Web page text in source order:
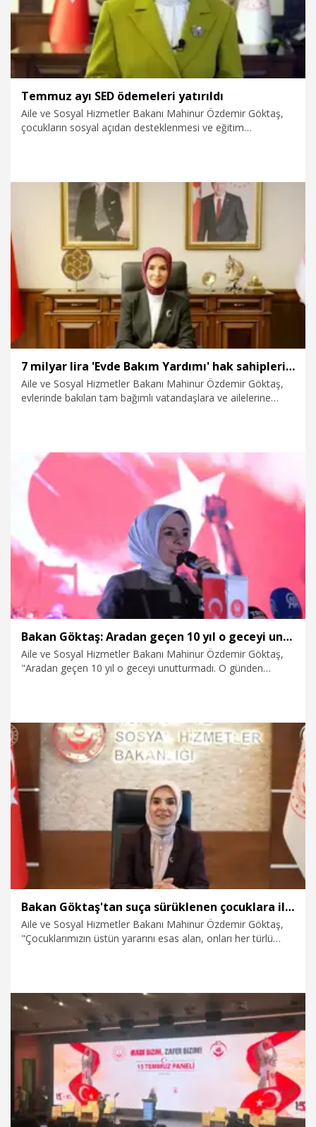
Temmuz ayı SED ödemeleri yatırıldı
Aile ve Sosyal Hizmetler Bakanı Mahinur Özdemir Göktaş,
çocukların sosyal açıdan desteklenmesi ve eğitim
Gündem
7 milyar lira 'Evde Bakım Yardımı' hak sahiplerine aktarıldı
Aile ve Sosyal Hizmetler Bakanı Mahinur Özdemir Göktaş,
evlerinde bakılan tam bağımlı vatandaşlara ve ailelerine
16.07.2026
Bakan Göktaş: Aradan geçen 10 yıl o geceyi unutturmadı
Aile ve Sosyal Hizmetler Bakanı Mahinur Özdemir Göktaş,
"Aradan geçen 10 yıl o geceyi unutturmadı. O günden
14.07.2026
Bakan Göktaş'tan suça sürüklenen çocuklara ilişkin düzenleme hakkında açıklama
Aile ve Sosyal Hizmetler Bakanı Mahinur Özdemir Göktaş,
"Çocuklarımızın üstün yararını esas alan, onları her türlü
sunulmasından büyük memnuniyet duyuyorum" dedi.
14.07.2026 Politika